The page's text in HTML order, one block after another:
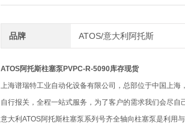
品牌 ATOS/意大利阿托斯
ATOS阿托斯柱塞泵PVPC-R-5090库存现货
上海谱瑞特工业自动化设备有限公司，总部位于中国上
自行报关，全程一站式服务，为了客户的需求我们会尽自
意大利ATOS阿托斯柱塞泵系列号齐全轴向柱塞泵是利用